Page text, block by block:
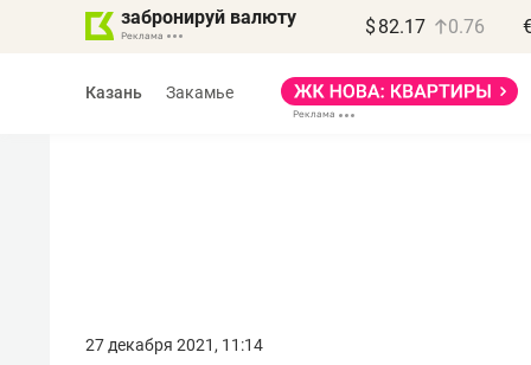
забронируй валюту $ 82.17 0.76
Казань Закамье
27 декабря 2021, 11:14